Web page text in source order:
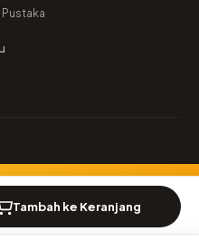
Tambah ke Keranjang